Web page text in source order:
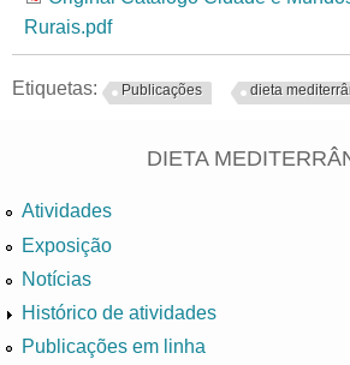
Rurais.pdf
Etiquetas: Publicações dieta
DIETA
Atividades
Exposição
Notícias
Histórico de atividades
Publicações em linha